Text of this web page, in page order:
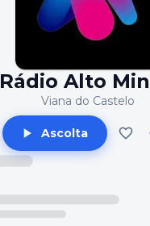
Rádio Alto
Viana do Castelo
Ascolta